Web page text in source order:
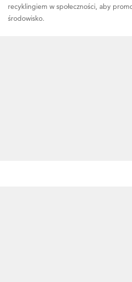
recyklingiem w społeczności, aby
środowisko.